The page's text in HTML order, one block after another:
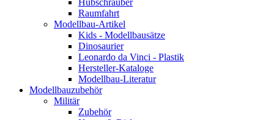
Hubschrauber
Raumfahrt
Modellbau-Artikel
Kids - Modellbausätze
Dinosaurier
Leonardo da Vinci - Plastik
Hersteller-Kataloge
Modellbau-Literatur
Modellbauzubehör
Militär
Zubehör